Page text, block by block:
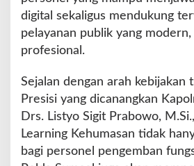
m
e
l
e
l
a
P
e
digital sekaligus mendukung
pelayanan publik yang
profesional.
Sejalan dengan arah kebijakan
Presisi yang dicanangkan
Drs. Listyo Sigit Prabowo,
Learning Kehumasan tidak
bagi personel pengemban